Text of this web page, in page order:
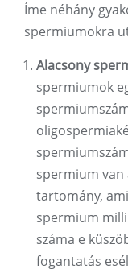
Íme néhány
spermiumokra
Alacsony
spermiumok
spermium
tartomány,
spermium
száma e
fogantatás